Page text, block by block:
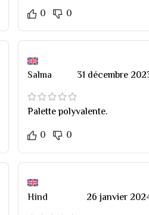
0
0
Salma 31 décembre
Palette polyvalente.
0
0
Hind 26 janvier